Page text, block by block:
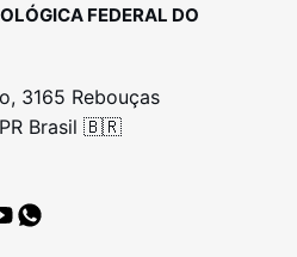
FEDERAL DO
3165 Rebouças
Brasil 🇧🇷